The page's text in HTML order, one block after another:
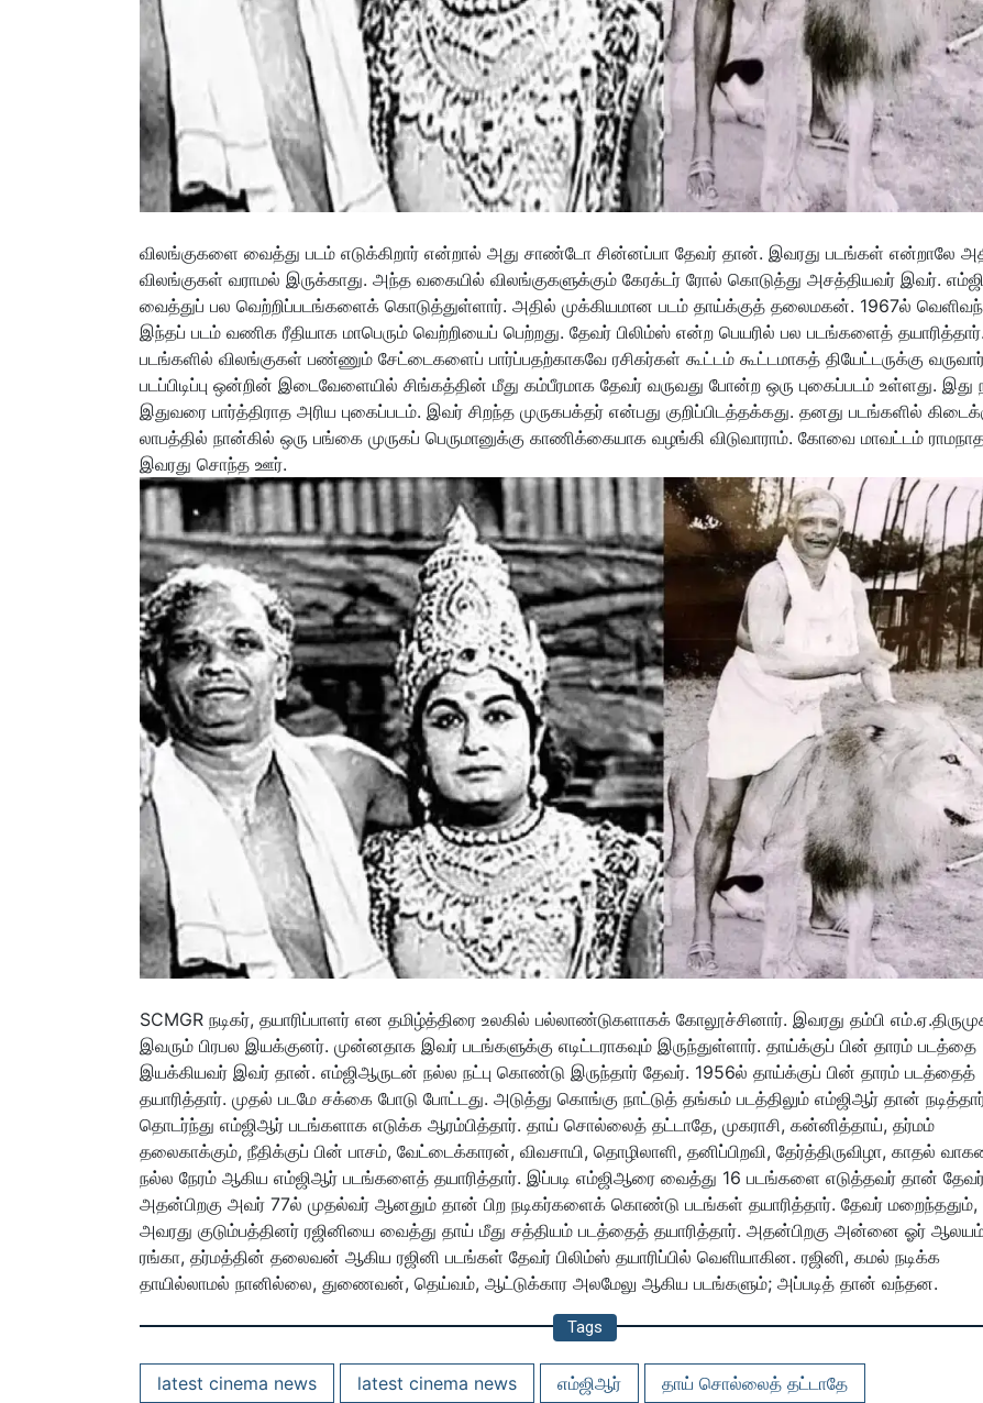
விலங்குகளை வைத்து படம் எடுக்கிறார் என்றால் அது சாண்டோ சின்னப்பா தேவர் தான். இவரது படங்கள் என்றாலே
விலங்குகள் வராமல் இருக்காது. அந்த வகையில் விலங்குகளுக்கும் கேரக்டர் ரோல் கொடுத்து அசத்தியவர் இவர்.
வைத்துப் பல வெற்றிப்படங்களைக் கொடுத்துள்ளார். அதில் முக்கியமான படம் தாய்க்குத் தலைமகன். 1967ல்
இந்தப் படம் வணிக ரீதியாக மாபெரும் வெற்றியைப் பெற்றது. தேவர் பிலிம்ஸ் என்ற பெயரில் பல படங்களைத்
படங்களில் விலங்குகள் பண்ணும் சேட்டைகளைப் பார்ப்பதற்காகவே ரசிகர்கள் கூட்டம் கூட்டமாகத் தியேட்டருக்கு
படப்பிடிப்பு ஒன்றின் இடைவேளையில் சிங்கத்தின் மீது கம்பீரமாக தேவர் வருவது போன்ற ஒரு புகைப்படம் உள்ளது. இது
இதுவரை பார்த்திராத அரிய புகைப்படம். இவர் சிறந்த முருகபக்தர் என்பது குறிப்பிடத்தக்கது. தனது படங்களில்
லாபத்தில் நான்கில் ஒரு பங்கை முருகப் பெருமானுக்கு காணிக்கையாக வழங்கி விடுவாராம். கோவை மாவட்டம்
இவரது சொந்த ஊர்.
SCMGR நடிகர், தயாரிப்பாளர் என தமிழ்த்திரை உலகில் பல்லாண்டுகளாகக் கோலூச்சினார். இவரது தம்பி
இவரும் பிரபல இயக்குனர். முன்னதாக இவர் படங்களுக்கு எடிட்டராகவும் இருந்துள்ளார். தாய்க்குப் பின் தாரம் படத்தை
இயக்கியவர் இவர் தான். எம்ஜிஆருடன் நல்ல நட்பு கொண்டு இருந்தார் தேவர். 1956ல் தாய்க்குப் பின் தாரம் படத்தைத்
தயாரித்தார். முதல் படமே சக்கை போடு போட்டது. அடுத்து கொங்கு நாட்டுத் தங்கம் படத்திலும் எம்ஜிஆர் தான்
தொடர்ந்து எம்ஜிஆர் படங்களாக எடுக்க ஆரம்பித்தார். தாய் சொல்லைத் தட்டாதே, முகராசி, கன்னித்தாய், தர்மம்
தலைகாக்கும், நீதிக்குப் பின் பாசம், வேட்டைக்காரன், விவசாயி, தொழிலாளி, தனிப்பிறவி, தேர்த்திருவிழா, காதல்
நல்ல நேரம் ஆகிய எம்ஜிஆர் படங்களைத் தயாரித்தார். இப்படி எம்ஜிஆரை வைத்து 16 படங்களை எடுத்தவர் தான்
அதன்பிறகு அவர் 77ல் முதல்வர் ஆனதும் தான் பிற நடிகர்களைக் கொண்டு படங்கள் தயாரித்தார். தேவர் மறைந்ததும்,
அவரது குடும்பத்தினர் ரஜினியை வைத்து தாய் மீது சத்தியம் படத்தைத் தயாரித்தார். அதன்பிறகு அன்னை ஓர்
ரங்கா, தர்மத்தின் தலைவன் ஆகிய ரஜினி படங்கள் தேவர் பிலிம்ஸ் தயாரிப்பில் வெளியாகின. ரஜினி, கமல் நடிக்க
தாயில்லாமல் நானில்லை, துணைவன், தெய்வம், ஆட்டுக்கார அலமேலு ஆகிய படங்களும்; அப்படித் தான் வந்தன.
Tags
latest cinema news latest cinema news எம்ஜிஆர் தாய் சொல்லைத் தட்டாதே